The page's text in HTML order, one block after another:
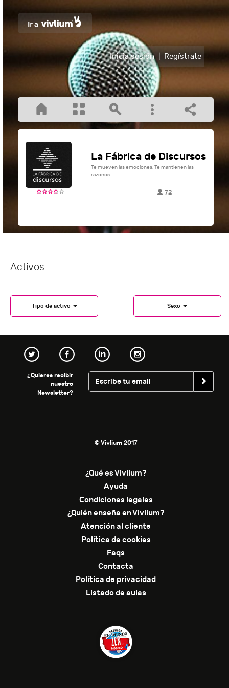
Inicia sesión Regístrate
La Fábrica de Discursos
Te mueven las emociones. Te mantienen las
razones.
72
Activos
Tipo de activo Sexo
¿Quieres recibir
nuestro
Newsletter?
© Vivlium 2017
¿Qué es Vivlium?
Ayuda
Condiciones legales
¿Quién enseña en Vivlium?
Atención al cliente
Política de cookies
Faqs
Contacta
Política de privacidad
Listado de aulas